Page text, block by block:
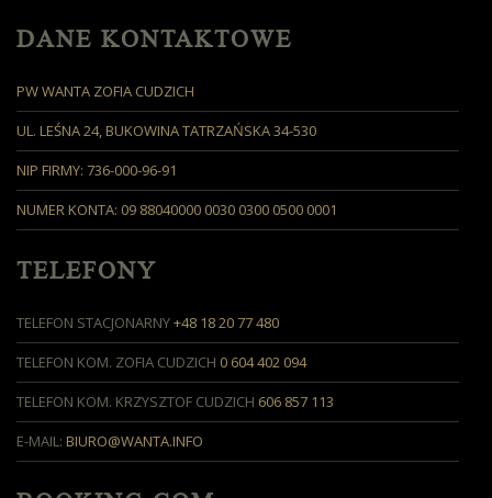
DANE KONTAKTOWE
PW WANTA ZOFIA CUDZICH
UL. LEŚNA 24, BUKOWINA TATRZAŃSKA 34-530
NIP FIRMY: 736-000-96-91
NUMER KONTA: 09 88040000 0030 0300 0500 0001
TELEFONY
TELEFON STACJONARNY+48 18 20 77 480
TELEFON KOM. ZOFIA CUDZICH 0 604 402 094
TELEFON KOM. KRZYSZTOF CUDZICH 606 857 113
E-MAIL: BIURO@WANTA.INFO